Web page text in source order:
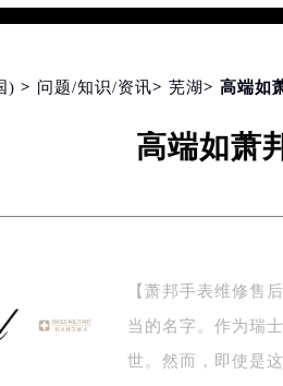
区中山南路1号（新街口）南京中
区淮海东路29号苏宁广场IFC国际
区世纪大道5号盐城金融城写字楼
区胜利东路379号世茂天际中心写
区广益路705号嘉兴世界贸易中心
滩新区红谷中大道998号绿地双子
) > 问题/知识/资讯> 芜湖> 高端如
高端如萧
【萧邦手表维修售
当的名字。作为瑞
世。然而，即使是